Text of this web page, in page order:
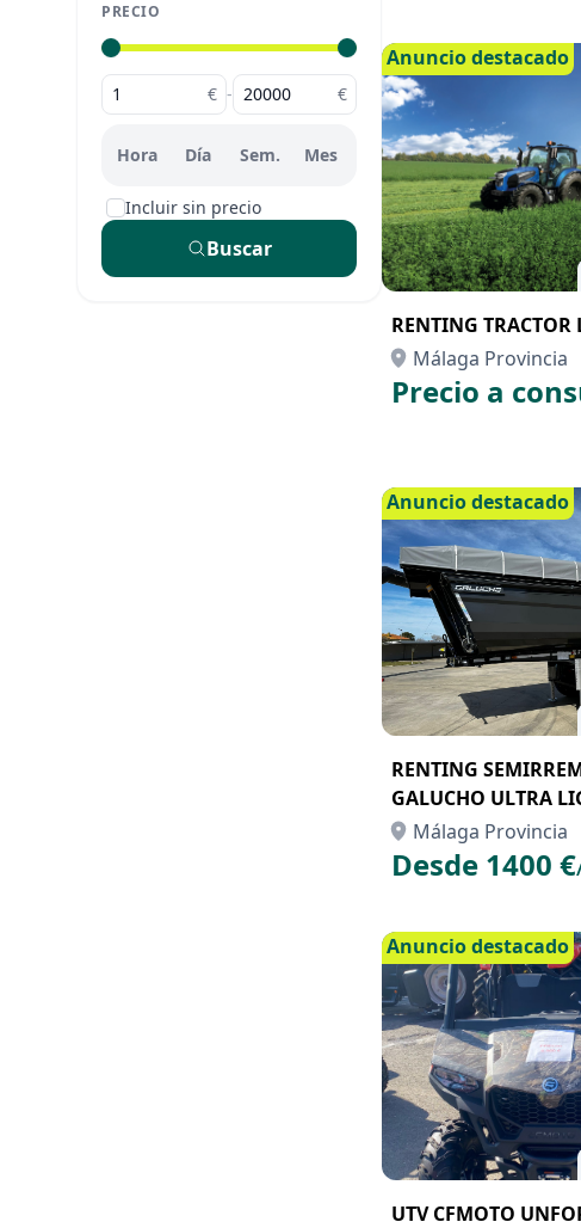
PRECIO
€ - €
Hora Día Sem. Mes
Incluir sin precio
Buscar
Anuncio destacado
RENTING
Málaga Provincia
Precio a
Anuncio destacado
RENTING
GALUCHO ULTRA
Málaga Provincia
Desde 1400 €
Anuncio destacado
UTV CFMOTO